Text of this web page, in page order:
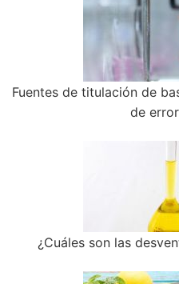
Fuentes de titulación de
de
¿Cuáles son las